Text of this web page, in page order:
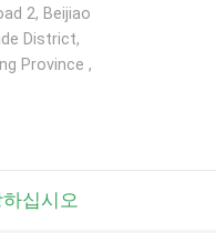
2, Beijiao
District,
Province ,
십시오